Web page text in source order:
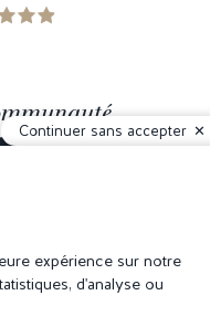
-Gestion des cookies
Continuer sans accepter
expérience sur notre
d'analyse ou